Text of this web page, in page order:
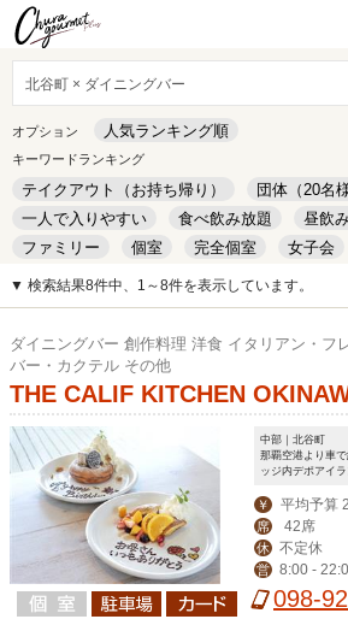
北谷町 × ダイニングバー
オプション 人気ランキング順
キーワードランキング
テイクアウト（お持ち帰り）
団体（20名
一人で入りやすい
食べ飲み放題 昼飲
ファミリー
個室 完全個室 女子会
キッズルーム
安い デート
▼ 検索結果8件中、1～8件を表示しています。
ダイニングバー 創作料理 洋食 イタリアン・フ
バー・カクテル その他
THE CALIF KITCHEN
中部｜北谷町
那覇空港より車
ッジ内デポアイ
￥ 平均予算
席 42席
休 不定休
営 8:00 -
098-